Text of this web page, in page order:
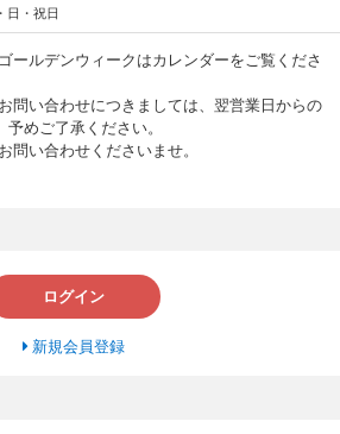
日・祝日
ールデンウィークはカレンダーをご覧くださ
問い合わせにつきましては、翌営業日からの
めご了承ください。
い合わせくださいませ。
ログイン
新規会員登録